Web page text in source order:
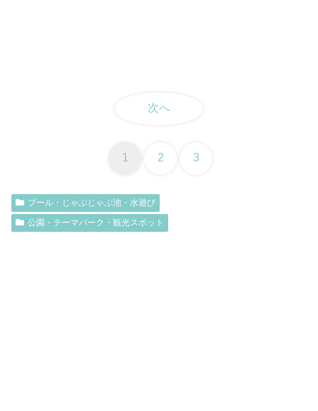
次へ
1 2 3
プール・じゃぶじゃぶ池・水遊び
公園・テーマパーク・観光スポット